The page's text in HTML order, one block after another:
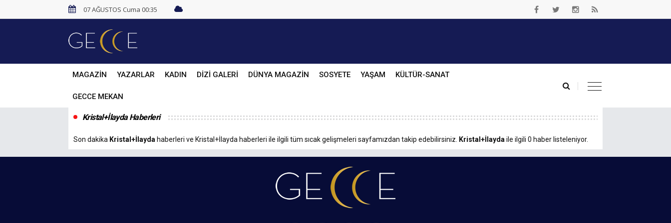
07 AĞUSTOS Cuma 00:35
MAGAZİN YAZARLAR KADIN DİZİ GALERİ DÜNYA MAGAZİN SOSYETE YAŞAM KÜLTÜR-SANAT
GECCE MEKAN
Kristal+İlayda Haberleri
Son dakika Kristal+İlayda haberleri ve Kristal+İlayda haberleri ile ilgili tüm sıcak gelişmeleri sayfamızdan takip edebilirsiniz. Kristal+İlayda ile ilgili 0 haber listeleniyor.